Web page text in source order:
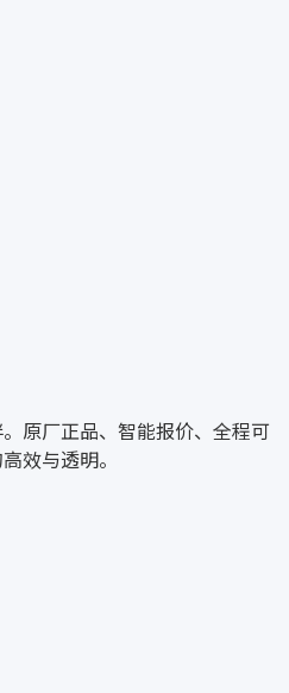
原厂正品、智能报价、全程可
效与透明。